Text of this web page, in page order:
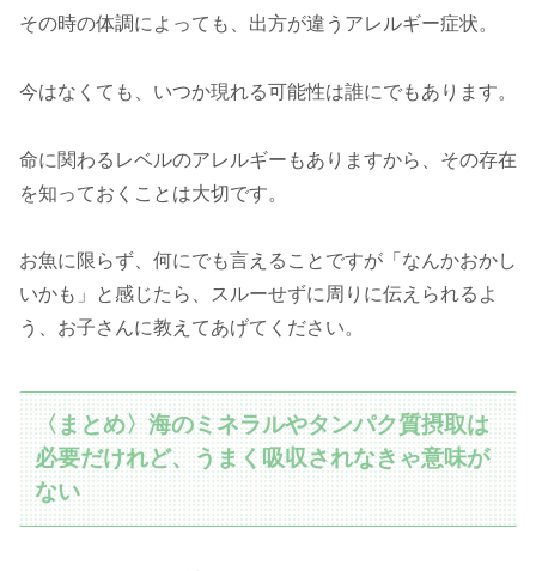
その時の体調によっても、出方が違うアレルギー症状。
今はなくても、いつか現れる可能性は誰にでもあります。
命に関わるレベルのアレルギーもありますから、その存在
を知っておくことは大切です。
お魚に限らず、何にでも言えることですが「なんかおかし
いかも」と感じたら、スルーせずに周りに伝えられるよ
う、お子さんに教えてあげてください。
〈まとめ〉海のミネラルやタンパク質摂取は
必要だけれど、うまく吸収されなきゃ意味が
ない